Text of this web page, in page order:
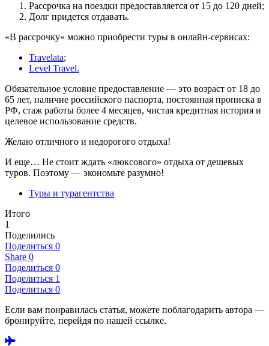
Рассрочка на поездки предоставляется от 15 до 120 дней;
Долг придется отдавать.
«В рассрочку» можно приобрести туры в онлайн-сервисах:
Travelata;
Level Travel.
Обязательное условие предоставление — это возраст от 18 до
65 лет, наличие российского паспорта, постоянная прописка в
РФ, стаж работы более 4 месяцев, чистая кредитная история и
целевое использование средств.
Желаю отличного и недорогого отдыха!
И еще… Не стоит ждать «люксового» отдыха от дешевых
туров. Поэтому — экономьте разумно!
Туры и турагентства
Итого
1
Поделились
Поделиться 0
Share 0
Поделиться 0
Поделиться 1
Поделиться 0
Если вам понравилась статья, можете поблагодарить автора —
бронируйте, перейдя по нашей ссылке.